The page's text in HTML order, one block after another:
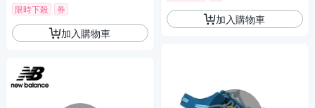
限時下殺 券
加入購物車
加入購物車